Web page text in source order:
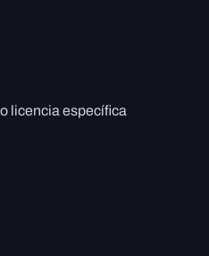
licencia específica